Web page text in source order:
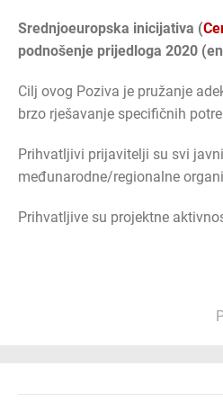
Srednjoeuropska inicijativa (
podnošenje prijedloga 2020
Cilj ovog Poziva je pružanje
brzo rješavanje specifičnih
Prihvatljivi prijavitelji su svi
međunarodne/regionalne
Prihvatljive su projektne